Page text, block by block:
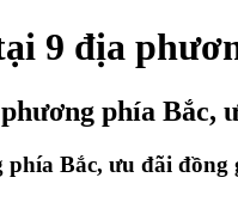
9 địa
phía Bắc,
Bắc, ưu đãi đồng